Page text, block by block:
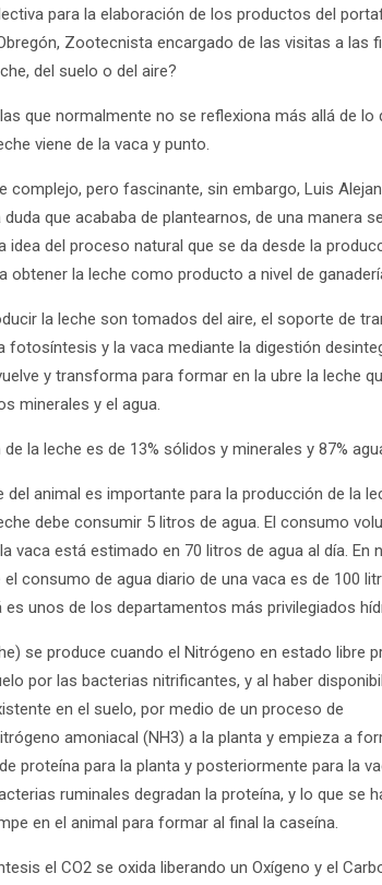
para la elaboración de los productos del
Zootecnista encargado de las visitas a las
del suelo o del aire?
que normalmente no se reflexiona más allá de lo
viene de la vaca y punto.
complejo, pero fascinante, sin embargo, Luis
que acababa de plantearnos, de una manera
idea del proceso natural que se da desde la
obtener la leche como producto a nivel de
la leche son tomados del aire, el soporte de
fotosíntesis y la vaca mediante la digestión
y transforma para formar en la ubre la leche
minerales y el agua.
la leche es de 13% sólidos y minerales y 87%
animal es importante para la producción de la
debe consumir 5 litros de agua. El consumo
vaca está estimado en 70 litros de agua al día. En
consumo de agua diario de una vaca es de 100
es unos de los departamentos más privilegiados
se produce cuando el Nitrógeno en estado libre
por las bacterias nitrificantes, y al haber
en el suelo, por medio de un proceso de
amoniacal (NH3) a la planta y empieza a
proteína para la planta y posteriormente para la
ruminales degradan la proteína, y lo que se
en el animal para formar al final la caseína.
el CO2 se oxida liberando un Oxígeno y el